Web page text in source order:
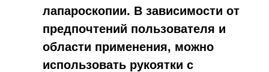
лапароскопии. В зависимости от
предпочтений пользователя и
области применения, можно
использовать рукоятки с